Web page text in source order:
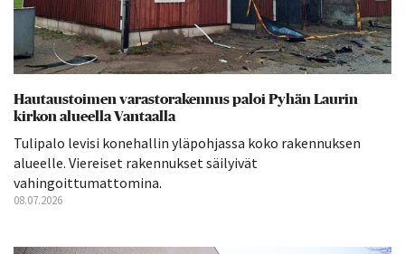
Hautaustoimen varastorakennus paloi Pyhän Laurin
kirkon alueella Vantaalla
Tulipalo levisi konehallin yläpohjassa koko rakennuksen
alueelle. Viereiset rakennukset säilyivät
vahingoittumattomina.
08.07.2026